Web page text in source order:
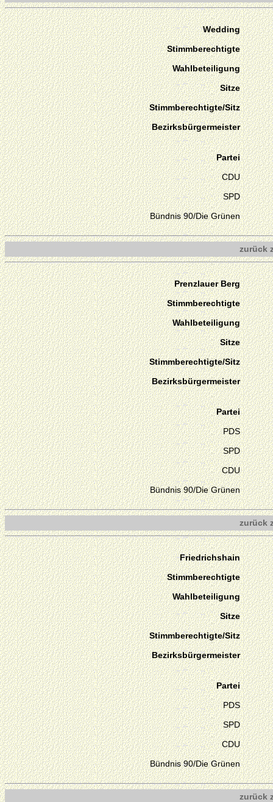
Wedding
Stimmberechtigte
Wahlbeteiligung
Sitze
Stimmberechtigte/Sitz
Bezirksbürgermeister
Partei
CDU
SPD
Bündnis 90/Die Grünen
zurück
Prenzlauer Berg
Stimmberechtigte
Wahlbeteiligung
Sitze
Stimmberechtigte/Sitz
Bezirksbürgermeister
Partei
PDS
SPD
CDU
Bündnis 90/Die Grünen
zurück
Friedrichshain
Stimmberechtigte
Wahlbeteiligung
Sitze
Stimmberechtigte/Sitz
Bezirksbürgermeister
Partei
PDS
SPD
CDU
Bündnis 90/Die Grünen
zurück